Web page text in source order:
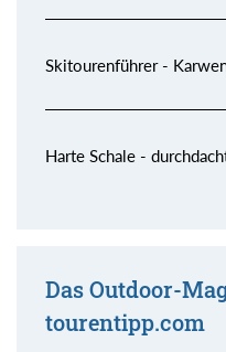
Skitourenführer -
Harte Schale -
Das Outdoor-
tourentipp.com